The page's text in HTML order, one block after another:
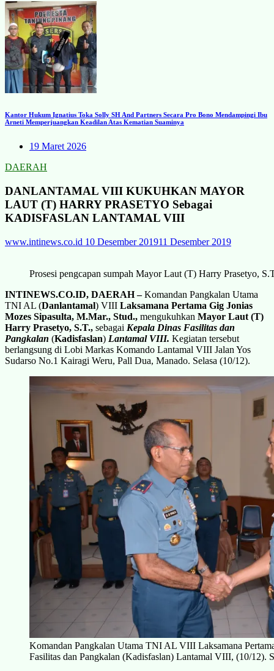
Kantor Hukum Ignatius Toka Solly SH And Partners Secara Pro Bono Mendampingi Ibu
Arneti Memperjuangkan Keadilan Atas Kematian Suaminya
19 Maret 2026
DAERAH
DANLANTAMAL VIII KUKUHKAN MAYOR
LAUT (T) HARRY PRASETYO Sebagai
KADISFASLAN LANTAMAL VIII
www.intinews.co.id 10 Desember 201911 Desember 2019
Prosesi pengcapan sumpah Mayor Laut (T) Harry Prasetyo,
INTINEWS.CO.ID, DAERAH –Komandan Pangkalan Utama
TNI AL (Danlantamal) VIII Laksamana Pertama Gig Jonias
Mozes Sipasulta, M.Mar., Stud., mengukuhkan Mayor Laut (T)
Harry Prasetyo, S.T., sebagai Kepala Dinas Fasilitas dan
Pangkalan (Kadisfaslan) Lantamal VIII. Kegiatan tersebut
berlangsung di Lobi Markas Komando Lantamal VIII Jalan Yos
Sudarso No.1 Kairagi Weru, Pall Dua, Manado. Selasa (10/12).
Komandan Pangkalan Utama TNI AL VIII Laksamana
Fasilitas dan Pangkalan (Kadisfaslan) Lantamal VIII, (10/